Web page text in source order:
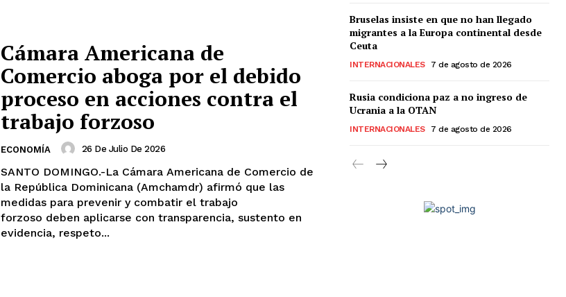
Cámara Americana de
Comercio aboga por el debido
proceso en acciones contra el
trabajo forzoso
ECONOMÍA 26 De Julio De 2026
SANTO DOMINGO.-La Cámara Americana de Comercio de
la República Dominicana (Amchamdr) afirmó que las
medidas para prevenir y combatir el trabajo
forzoso deben aplicarse con transparencia, sustento en
evidencia, respeto...
Bruselas insiste en que no han llegado
migrantes a la Europa continental desde
Ceuta
INTERNACIONALES 7 de agosto de 2026
Rusia condiciona paz a no ingreso de
Ucrania a la OTAN
INTERNACIONALES 7 de agosto de 2026